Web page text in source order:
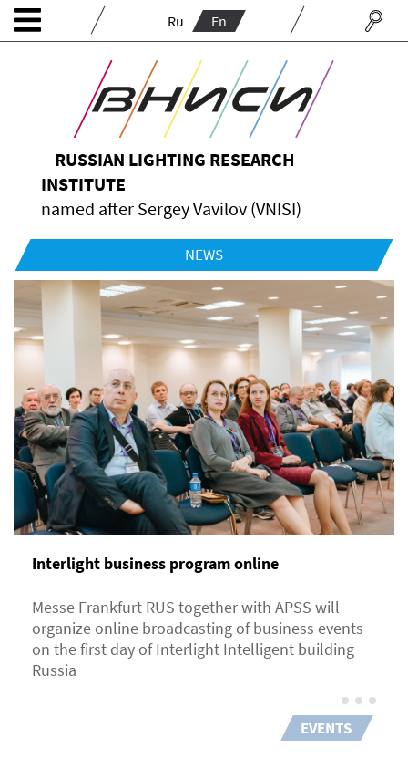
Ru En
RUSSIAN LIGHTING RESEARCH
INSTITUTE
named after Sergey Vavilov (VNISI)
NEWS
Interlight business program online
Messe Frankfurt RUS together with APSS will
organize online broadcasting of business events
on the first day of Interlight Intelligent building
Russia
EVENTS